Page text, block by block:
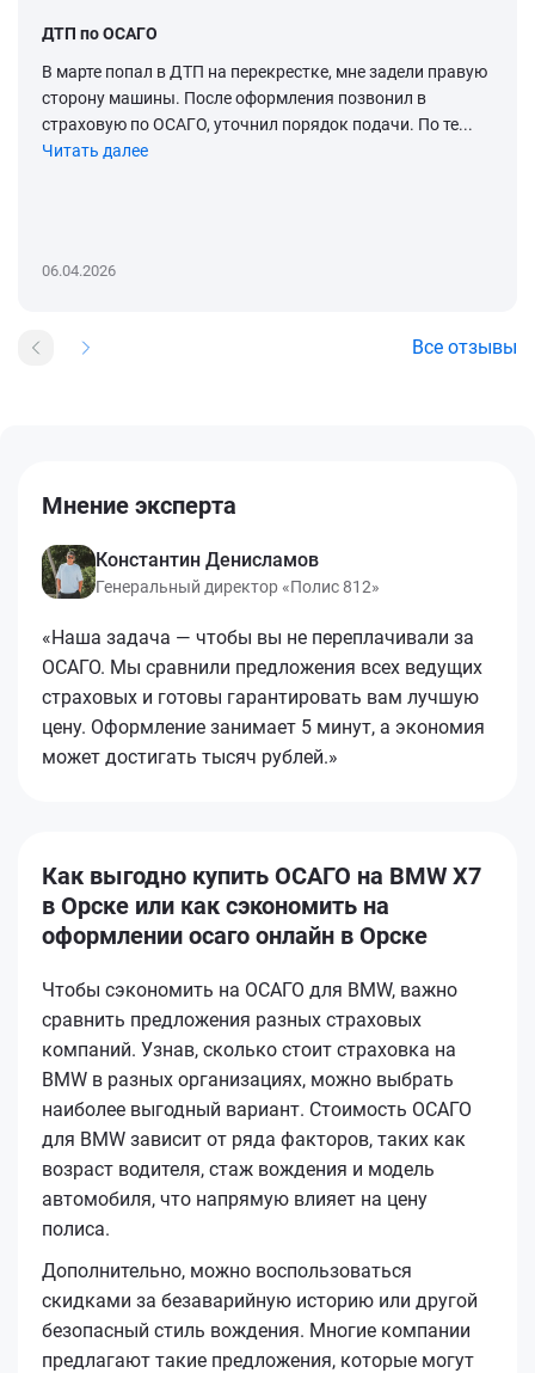
ДТП по ОСАГО
В марте попал в ДТП на перекрестке, мне задели правую
сторону машины. После оформления позвонил в
страховую по ОСАГО, уточнил порядок подачи. По те...
Читать далее
06.04.2026
Все отзывы
Мнение эксперта
Константин Денисламов
Генеральный директор «Полис 812»
«Наша задача — чтобы вы не переплачивали за
ОСАГО. Мы сравнили предложения всех ведущих
страховых и готовы гарантировать вам лучшую
цену. Оформление занимает 5 минут, а экономия
может достигать тысяч рублей.»
Как выгодно купить ОСАГО на BMW X7
в Орске или как сэкономить на
оформлении осаго онлайн в Орске
Чтобы сэкономить на ОСАГО для BMW, важно
сравнить предложения разных страховых
компаний. Узнав, сколько стоит страховка на
BMW в разных организациях, можно выбрать
наиболее выгодный вариант. Стоимость ОСАГО
для BMW зависит от ряда факторов, таких как
возраст водителя, стаж вождения и модель
автомобиля, что напрямую влияет на цену
полиса.
Дополнительно, можно воспользоваться
скидками за безаварийную историю или другой
безопасный стиль вождения. Многие компании
предлагают такие предложения, которые могут